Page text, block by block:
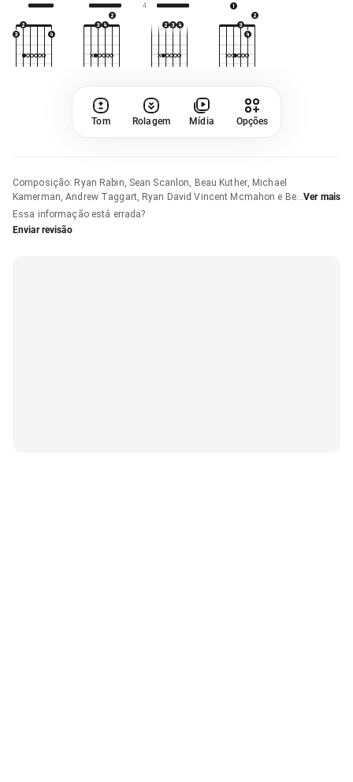
4
Tom Rolagem Mídia Opções
Composição: Ryan Rabin, Sean Scanlon, Beau Kuther, Michael
Kamerman, Andrew Taggart, Ryan David Vincent Mcmahon e Ben
Berger
Ver mais
Essa informação está errada?
Enviar revisão